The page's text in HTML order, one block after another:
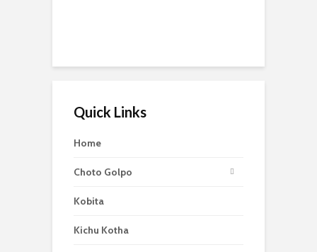
Quick Links
Home
Choto Golpo
Kobita
Kichu Kotha